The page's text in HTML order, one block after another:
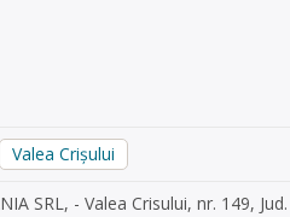
Valea Crișului
SRL, - Valea Crisului, nr. 149,